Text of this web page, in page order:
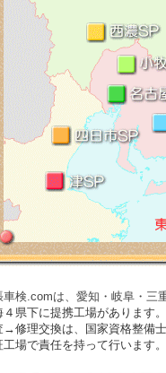
検.comは、 愛知・岐阜・三
４県下に提携工場があります。
→修理交換は、
国家資格整備
工場で責任を持って行います。